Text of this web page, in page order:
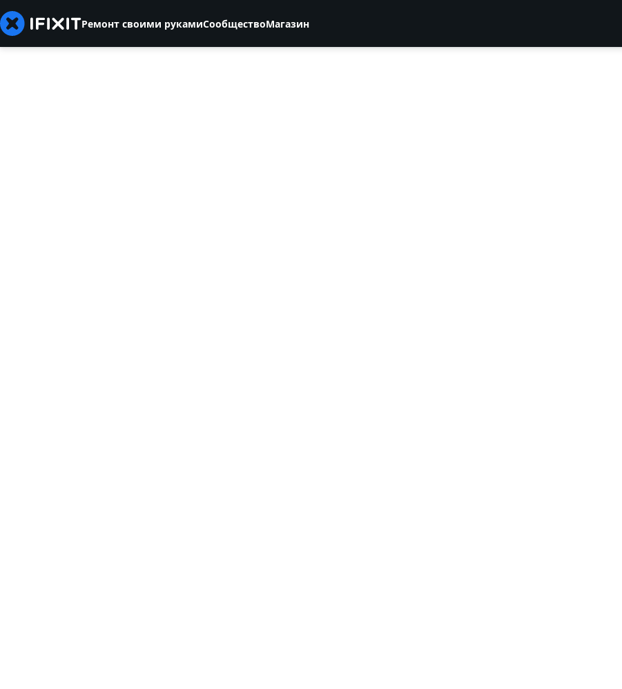
Ремонт своими рукамиСообществоМагазин